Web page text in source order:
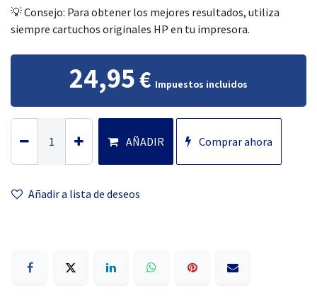
💡 Consejo: Para obtener los mejores resultados, utiliza
siempre cartuchos originales HP en tu impresora.
24,95€ Impuestos incluidos
AÑADIR Comprar ahora
Añadir a lista de deseos